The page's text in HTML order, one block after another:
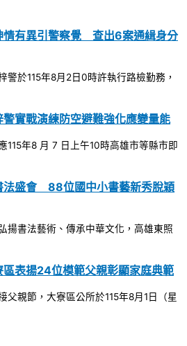
有異引警察覺 查出6案通緝身分
警於115年8月2日0時許執行路檢勤務，
實戰演練防空避難強化應變量能
115年8 月 7 日上午10時高雄市等縣市即
法盛會 88位國中小書藝新秀脫穎
揚書法藝術、傳承中華文化，高雄東照
表揚24位模範父親彰顯家庭典範
父親節，大寮區公所於115年8月1日（星